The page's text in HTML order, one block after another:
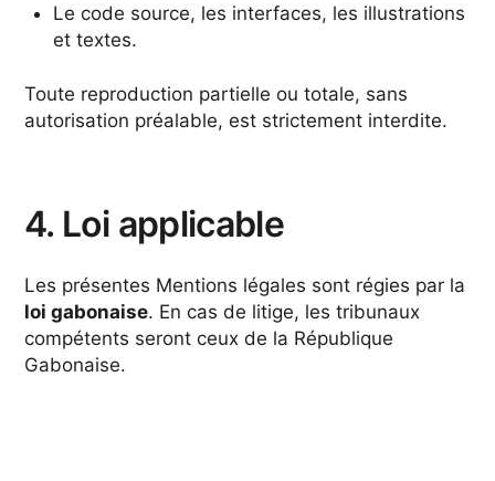
Le code source, les interfaces, les illustrations
et textes.
Toute reproduction partielle ou totale, sans
autorisation préalable, est strictement interdite.
4. Loi applicable
Les présentes Mentions légales sont régies par la
loi gabonaise. En cas de litige, les tribunaux
compétents seront ceux de la République
Gabonaise.